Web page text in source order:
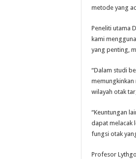
metode yang
Peneliti utama
kami
yang penting,
“Dalam studi
memungkinkan
wilayah otak
“Keuntungan
dapat melacak
fungsi otak
Profesor